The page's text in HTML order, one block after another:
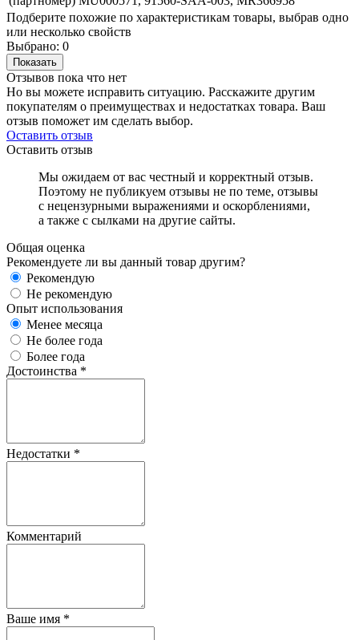
Подберите похожие по характеристикам товары, выбрав одно
или несколько свойств
Выбрано: 0
Показать
Отзывов пока что нет
Но вы можете исправить ситуацию. Расскажите другим
покупателям о преимуществах и недостатках товара. Ваш
отзыв поможет им сделать выбор.
Оставить отзыв
Оставить отзыв
Мы ожидаем от вас честный и корректный отзыв.
Поэтому не публикуем отзывы не по теме, отзывы
с нецензурными выражениями и оскорблениями,
а также с сылками на другие сайты.
Общая оценка
Рекомендуете ли вы данный товар другим?
Рекомендую
Не рекомендую
Опыт использования
Менее месяца
Не более года
Более года
Достоинства *
Недостатки *
Комментарий
Ваше имя *